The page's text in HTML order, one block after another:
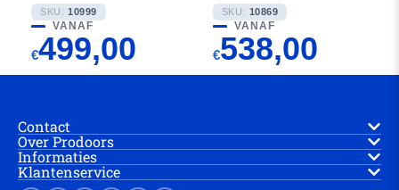
SKU: 10999
VANAF
€499,00
SKU: 10869
VANAF
€538,00
Contact
Over Prodoors
Informaties
Klantenservice